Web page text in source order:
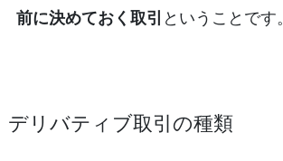
前に決めておく取引 ということです。
デリバティブ取引の種類